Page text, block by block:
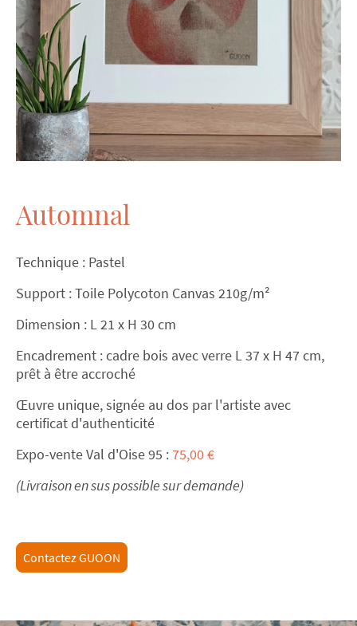
Automnal
Technique : Pastel
Support : Toile Polycoton Canvas 210g/m²
Dimension : L 21 x H 30 cm
Encadrement : cadre bois avec verre L 37 x H 47 cm,
prêt à être accroché
Œuvre unique, signée au dos par l'artiste avec
certificat d'authenticité
Expo-vente Val d'Oise 95 :75,00 €
(Livraison en sus possible sur demande)
Contactez GUOON